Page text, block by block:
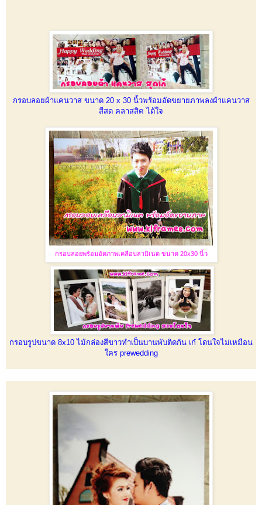
กรอบลอยผ้าแคนวาส ขนาด 20 x 30 นิ้วพร้อมอัดขยายภาพลงผ้าแคนวาส
สีสด คลาสสิค ได้ใจ
กรอบลอยพร้อมอัดภาพเคลือบลามิเนต ขนาด 20x30 นิ้ว
กรอบรูปขนาด 8x10 ไม้กล่องสีขาวทำเป็นบานพับติดกัน เก๋ โดนใจไม่เหมือน
ใคร prewedding